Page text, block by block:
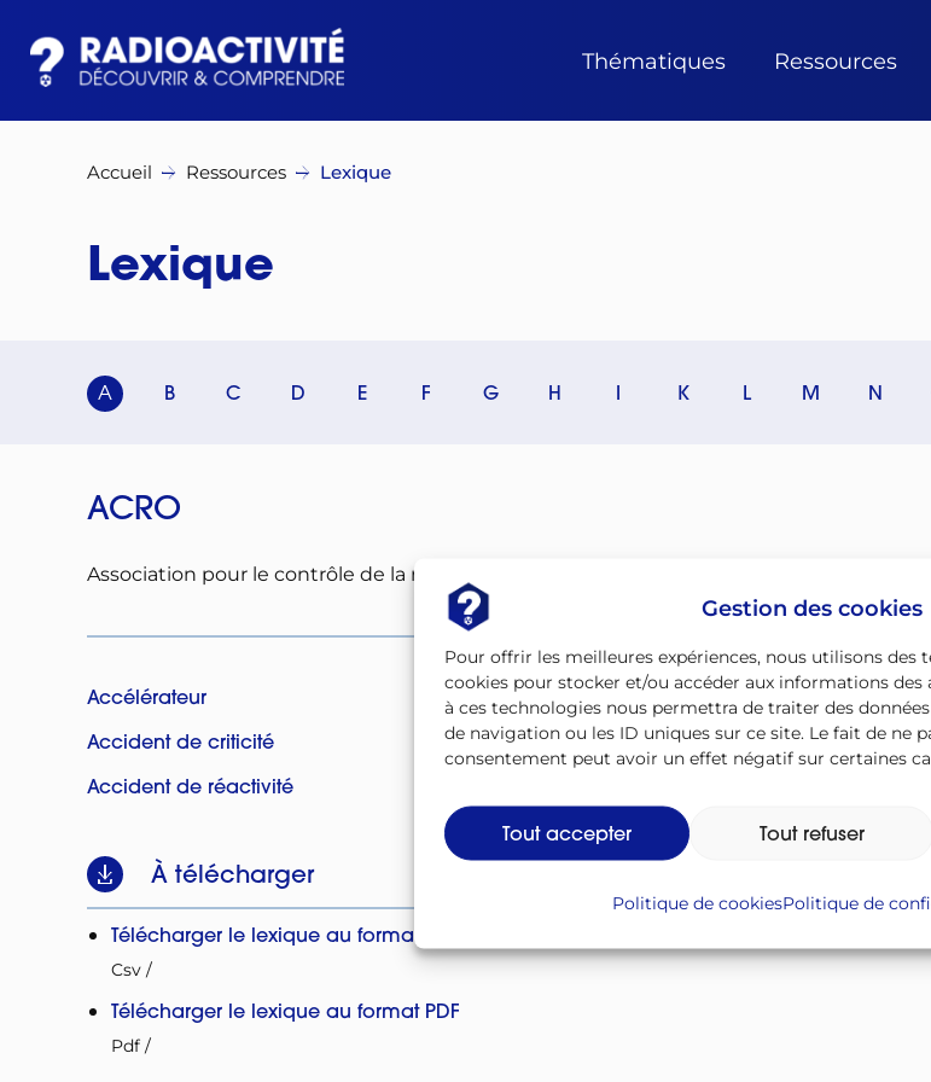
Gestion des cookies
Pour offrir les meilleures expériences, nous utilisons des
cookies pour stocker et/ou accéder aux informations des
à ces technologies nous permettra de traiter des
de navigation ou les ID uniques sur ce site. Le fait de ne
consentement peut avoir un effet négatif sur certaines
Tout accepter Tout refuser
Politique de cookiesPolitique de
Thématiques Ressources
Accueil Ressources Lexique
Lexique
A B C D E F G H K L M N
ACRO
Association pour le contrôle de la radioactivité dans l’ouest
Accélérateur
Accident de criticité
Accident de réactivité
Accident grave
Accident radiologique
Actinides
Actinides
À télécharger
Télécharger le lexique au format CSV
Csv /
Télécharger le lexique au format PDF
Pdf /